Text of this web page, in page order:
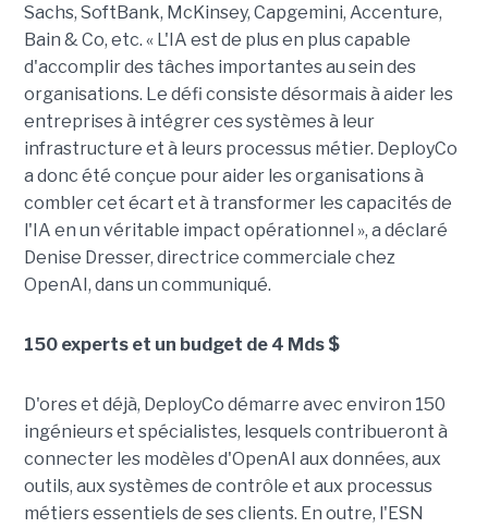
Sachs, SoftBank, McKinsey, Capgemini, Accenture,
Bain & Co, etc. « L'IA est de plus en plus capable
d'accomplir des tâches importantes au sein des
organisations. Le défi consiste désormais à aider les
entreprises à intégrer ces systèmes à leur
infrastructure et à leurs processus métier. DeployCo
a donc été conçue pour aider les organisations à
combler cet écart et à transformer les capacités de
l'IA en un véritable impact opérationnel », a déclaré
Denise Dresser, directrice commerciale chez
OpenAI, dans un communiqué.
150 experts et un budget de 4 Mds $
D'ores et déjà, DeployCo démarre avec environ 150
ingénieurs et spécialistes, lesquels contribueront à
connecter les modèles d'OpenAI aux données, aux
outils, aux systèmes de contrôle et aux processus
métiers essentiels de ses clients. En outre, l'ESN